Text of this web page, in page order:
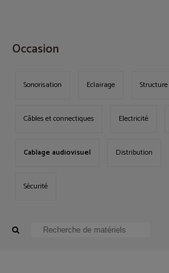
Occasion
Sonorisation Eclairage Structure
Câbles et connectiques Electricité
Cablage audiovisuel Distribution
Sécurité